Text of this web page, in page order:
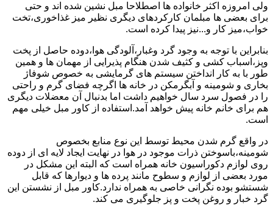
ولی امروزه اکثر خانواده ها اصطلاحا مبل نشین شده اند و حتی
برای بعضی ها مبلمان کارکردهای دیگری نظیر میز غذاخوری،تخت
خواب،میز کار و...نیز پیدا کرده است.
بنابراین با توجه به وجود گرد وغبار،آلودگی هوا،دوده حاصل از پخت
وپز،اسباب کشی و کثیف شدن هنگام پذیرایی از مهمان ها و همین
طور با به کار انداختن سیستم های گرمایشی به خصوص شوفاژ
بخاری و شومینه و آبگرمکن در خانه ها اگرچه فضای گرم و راحتی
را در فصول سرد سال خواهیم داشت اما بدنبال آن معضلات دیگری
هم برای خانم خانه پیش خواهد آمد.استفاده از کاور مبل خیلی مهم
است.
در واقع گرم شدن محیط توسط این نوع منابع بخصوص
شومینه،باسوختن ذرات موجود در هوا در نهایت ایجاد لایه ای از دوده
روی لوازم دکوراسیون خانه همراه است که البته این مشکل در
مورد بعضی از لوازم و سطوح مانند پرده ها و دیوارها که قابل
شستشو بوده نگرانی خاصی به همراه ندارد.کاور مبل از نشستن این
گرد خبار و روغن پخت و پز جلوگیری می کند.